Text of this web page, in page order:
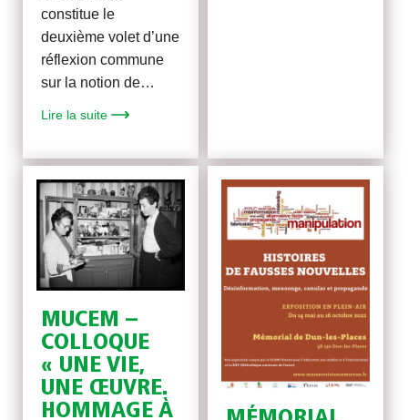
constitue le
deuxième volet d’une
réflexion commune
sur la notion de…
Lire la suite
MUCEM –
COLLOQUE
« UNE VIE,
UNE ŒUVRE.
HOMMAGE À